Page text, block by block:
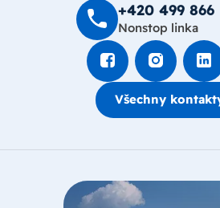
+420 499 8­66
Nonstop linka
Všechny